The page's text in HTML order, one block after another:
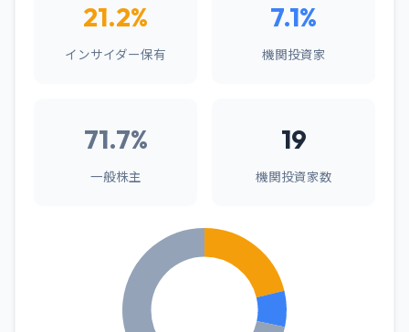
21.2%
インサイダー保有
7.1%
機関投資家
71.7%
一般株主
19
機関投資家数